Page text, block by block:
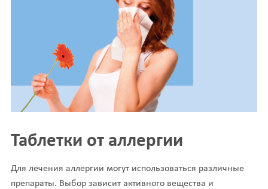
Таблетки от аллергии
Для лечения аллергии могут использоваться различные
препараты. Выбор зависит активного вещества и